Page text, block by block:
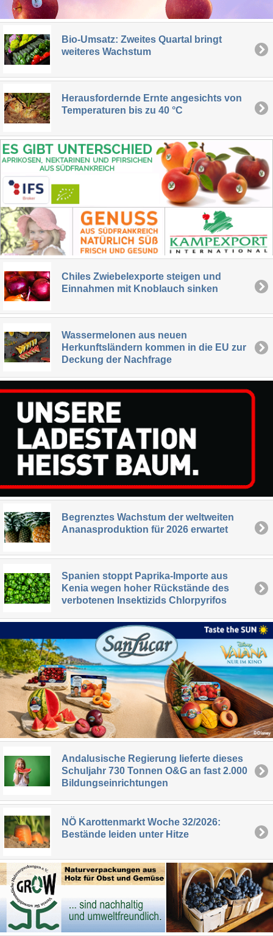
Bio-Umsatz: Zweites Quartal bringt
weiteres Wachstum
Herausfordernde Ernte angesichts von
Temperaturen bis zu 40 °C
Chiles Zwiebelexporte steigen und
Einnahmen mit Knoblauch sinken
Wassermelonen aus neuen
Herkunftsländern kommen in die EU zur
Deckung der Nachfrage
Begrenztes Wachstum der weltweiten
Ananasproduktion für 2026 erwartet
Spanien stoppt Paprika-Importe aus
Kenia wegen hoher Rückstände des
verbotenen Insektizids Chlorpyrifos
Andalusische Regierung lieferte dieses
Schuljahr 730 Tonnen O&G an fast 2.000
Bildungseinrichtungen
NÖ Karottenmarkt Woche 32/2026:
Bestände leiden unter Hitze